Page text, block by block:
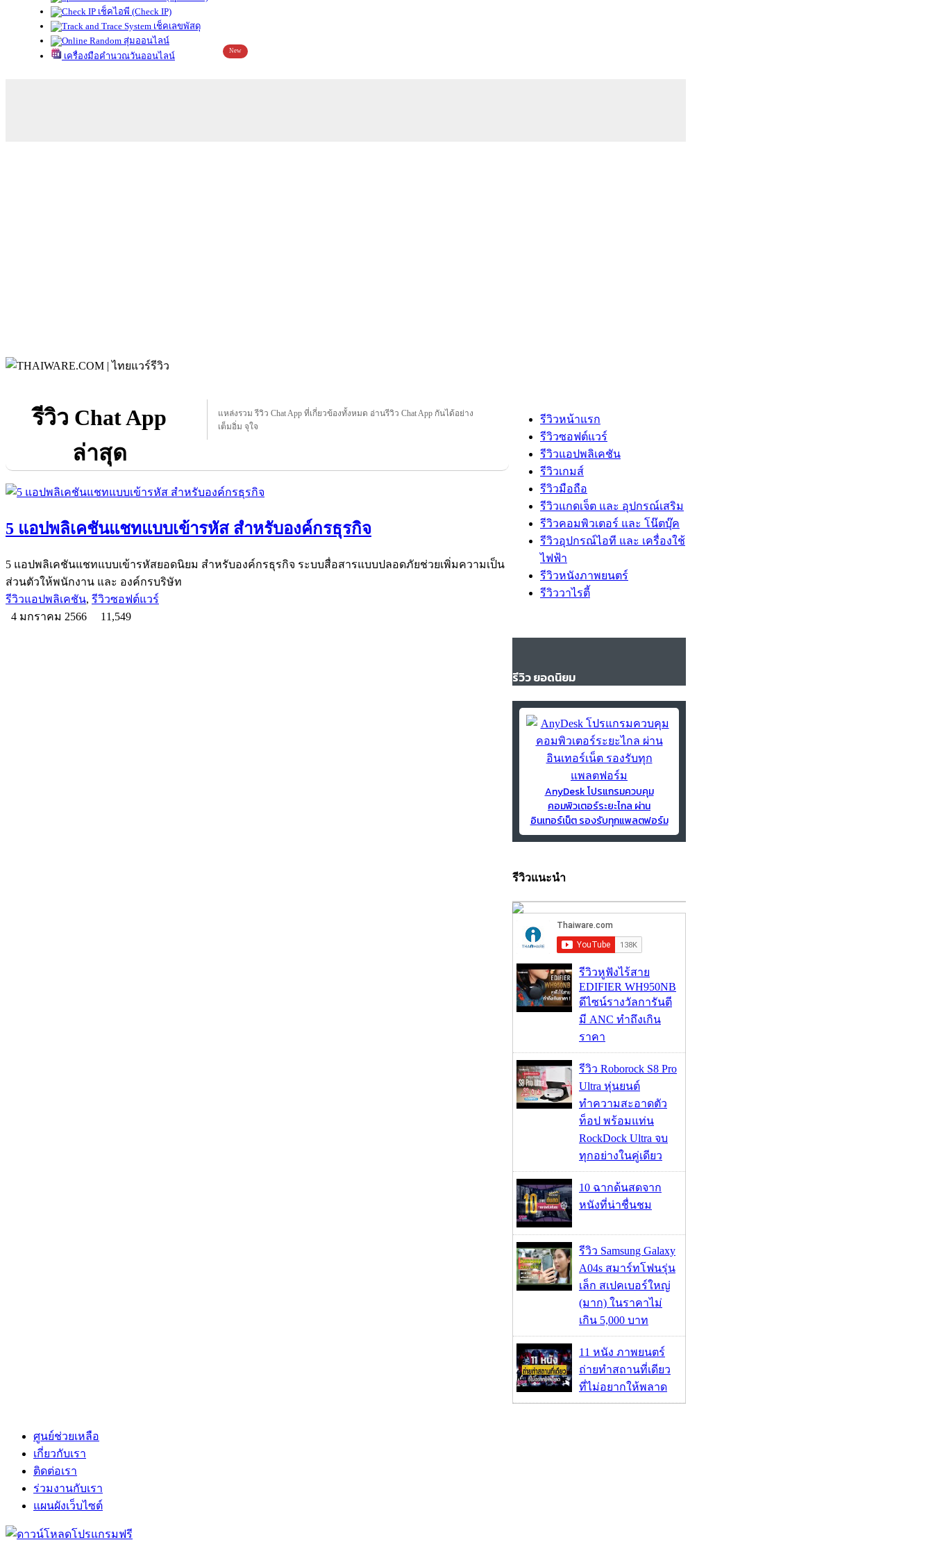
เช็คไอพี (Check IP)
เช็คเลขพัสดุ
สุ่มออนไลน์
เครื่องมือคำนวณวันออนไลน์
New
รีวิว Chat App
ล่าสุด
แหล่งรวม รีวิว Chat App ที่เกี่ยวข้องทั้งหมด อ่านรีวิว Chat App กันได้อย่าง
เต็มอิ่ม จุใจ
5 แอปพลิเคชันแชทแบบเข้ารหัส สำหรับองค์กรธุรกิจ
5 แอปพลิเคชันแชทแบบเข้ารหัสยอดนิยม สำหรับองค์กรธุรกิจ ระบบสื่อสารแบบปลอดภัยช่วยเพิ่มความเป็น
ส่วนตัวให้พนักงาน และ องค์กรบริษัท
รีวิวแอปพลิเคชัน, รีวิวซอฟต์แวร์
4 มกราคม 2566
11,549
รีวิวหน้าแรก
รีวิวซอฟต์แวร์
รีวิวแอปพลิเคชัน
รีวิวเกมส์
รีวิวมือถือ
รีวิวแกดเจ็ต และ อุปกรณ์เสริม
รีวิวคอมพิวเตอร์ และ โน๊ตบุ๊ค
รีวิวอุปกรณ์ไอที และ เครื่องใช้
ไฟฟ้า
รีวิวหนังภาพยนตร์
รีวิววาไรตี้
รีวิว ยอดนิยม
AnyDesk โปรแกรมควบคุม
คอมพิวเตอร์ระยะไกล ผ่าน
อินเทอร์เน็ต รองรับทุกแพลตฟอร์ม
รีวิวแนะนำ
รีวิวหูฟังไร้สาย
EDIFIER WH950NB
ดีไซน์รางวัลการันตี
มี ANC ทำถึงเกิน
ราคา
รีวิว Roborock S8 Pro
Ultra หุ่นยนต์
ทำความสะอาดตัว
ท็อป พร้อมแท่น
RockDock Ultra จบ
ทุกอย่างในคู่เดียว
10 ฉากด้นสดจาก
หนังที่น่าชื่นชม
รีวิว Samsung Galaxy
A04s สมาร์ทโฟนรุ่น
เล็ก สเปคเบอร์ใหญ่
(มาก) ในราคาไม่
เกิน 5,000 บาท
11 หนัง ภาพยนตร์
ถ่ายทำสถานที่เดียว
ที่ไม่อยากให้พลาด
ศูนย์ช่วยเหลือ
เกี่ยวกับเรา
ติดต่อเรา
ร่วมงานกับเรา
แผนผังเว็บไซต์